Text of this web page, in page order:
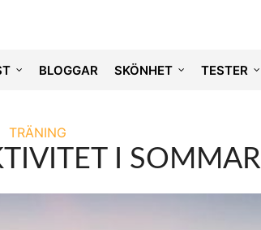
BLOGGAR SKÖNHET TESTER
TRÄNING
I SOMMAR